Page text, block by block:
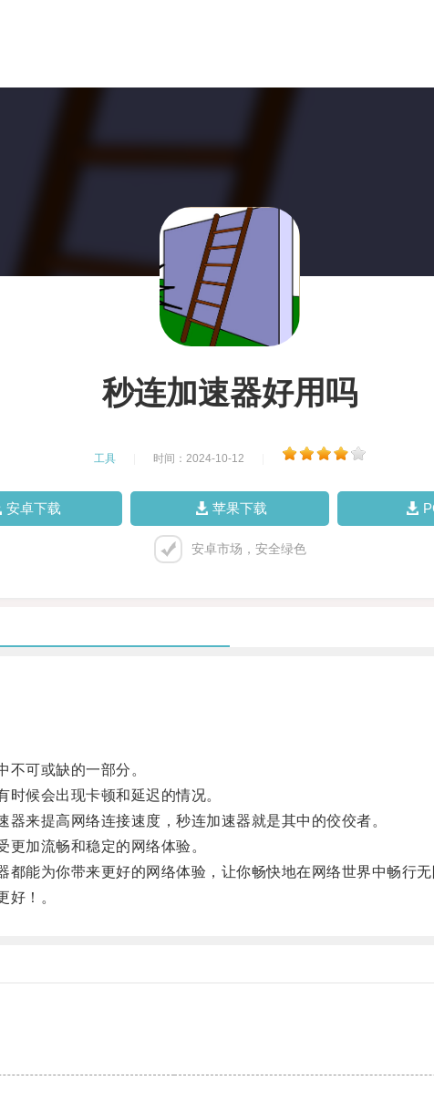
秒连加速器好用吗
工具 时间：2024-10-12
安卓下载 苹果下载
安卓市场，安全绿色
可或缺的一部分。
候会出现卡顿和延迟的情况。
来提高网络连接速度，秒连加速器就是其中的佼佼者。
加流畅和稳定的网络体验。
为你带来更好的网络体验，让你畅快地在网络世界中畅行无
！。